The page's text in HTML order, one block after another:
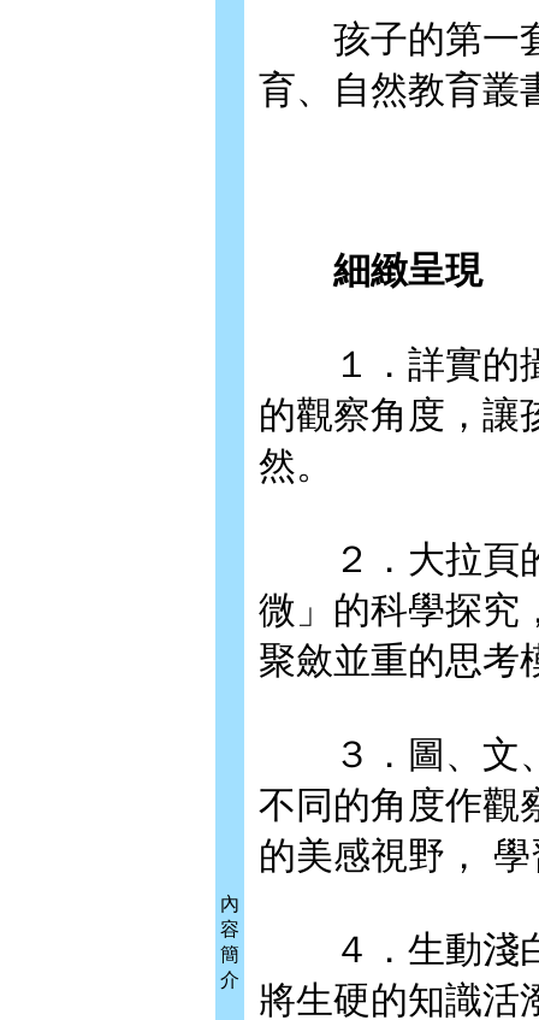
內
容
簡
介
孩子的第一套
育、自然教育叢
細緻呈現
１．詳實的攝
的觀察角度，讓
然。
２．大拉頁的
微」的科學探究
聚斂並重的思考
３．圖、文、
不同的角度作觀
的美感視野，
４．生動淺白
將生硬的知識活